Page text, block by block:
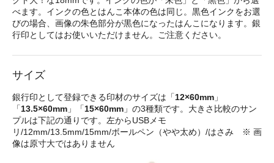
べます。インクの色とはんこ本体の色は同じ。黒色インクをお選
びの場合、画像の朱色部分が黒色になったはんこになります。銀
行印としてはお使いいただけません。ご注意ください。
サイズ
銀行印として登録できる印材のサイズは「12×60mm 」
「13.5×60mm 」「15×60mm 」の3種類です。大きさ比較のサン
プルは下記の通りです。左からUSBメモ
リ/12mm/13.5mm/15mm/ボールペン（やや太め）/はさみ ※ 画
像は原寸大ではありません